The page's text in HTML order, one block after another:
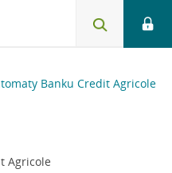
Banku Credit Agricole
Agricole